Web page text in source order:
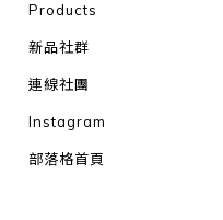
Products
新品社群
連線社團
Instagram
部落格首頁